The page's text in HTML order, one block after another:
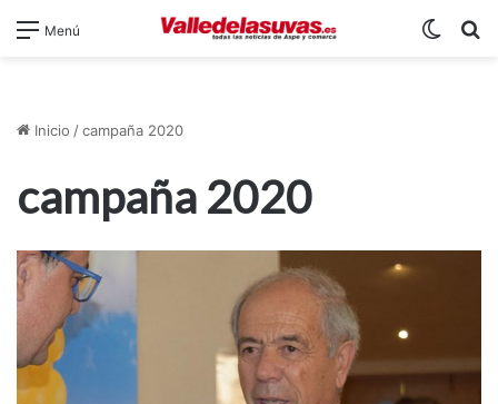
Menú
Inicio /campaña 2020
campaña 2020